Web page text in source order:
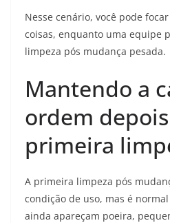
Nesse cenário, você pode
coisas, enquanto uma equipe
limpeza pós mudança pesada.
Mantendo a
ordem
primeira
A primeira limpeza pós
condição de uso, mas é
ainda apareçam poeira,